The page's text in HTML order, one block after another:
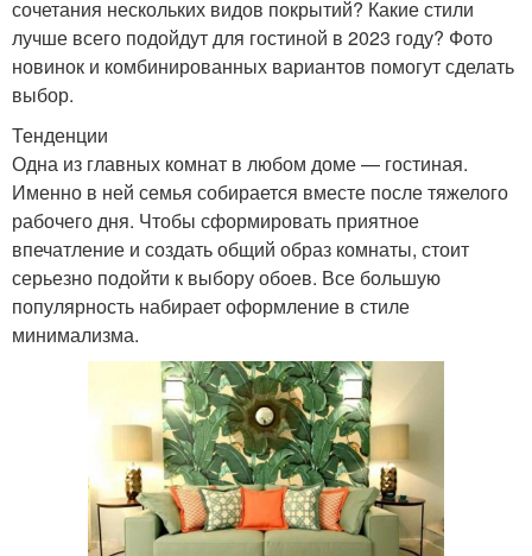
сочетания нескольких видов покрытий? Какие стили
лучше всего подойдут для гостиной в 2023 году? Фото
новинок и комбинированных вариантов помогут сделать
выбор.
Тенденции
Одна из главных комнат в любом доме — гостиная.
Именно в ней семья собирается вместе после тяжелого
рабочего дня. Чтобы сформировать приятное
впечатление и создать общий образ комнаты, стоит
серьезно подойти к выбору обоев. Все большую
популярность набирает оформление в стиле
минимализма.